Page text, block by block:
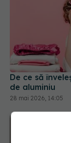
De ce să
de aluminiu
28 mai 2026, 14:05